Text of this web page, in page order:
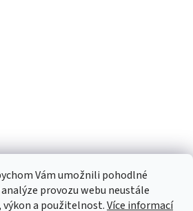
Vám umožnili pohodlné
provozu webu neustále
výkon a použitelnost.Více informací